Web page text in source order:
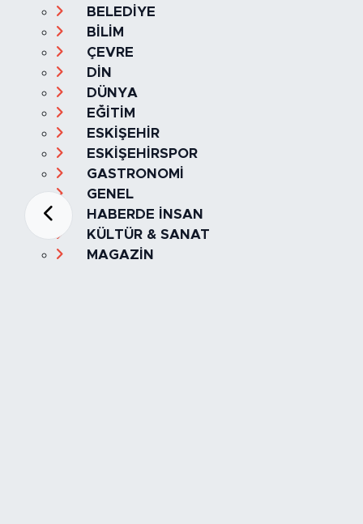
BELEDİYE
BİLİM
ÇEVRE
DİN
DÜNYA
EĞİTİM
ESKİŞEHİR
ESKİŞEHİRSPOR
GASTRONOMİ
GENEL
HABERDE İNSAN
KÜLTÜR & SANAT
MAGAZİN